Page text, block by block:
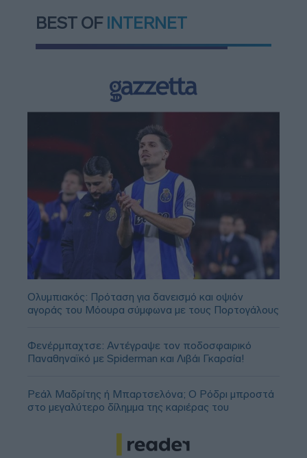
BEST OF INTERNET
Ολυμπιακός: Πρόταση για δανεισμό και οψιόν
αγοράς του Μόουρα σύμφωνα με τους Πορτογάλους
Φενέρμπαχτσε: Αντέγραψε τον ποδοσφαιρικό
Παναθηναϊκό με Spiderman και Λιβάι Γκαρσία!
Ρεάλ Μαδρίτης ή Μπαρτσελόνα; Ο Ρόδρι μπροστά
στο μεγαλύτερο δίλημμα της καριέρας του